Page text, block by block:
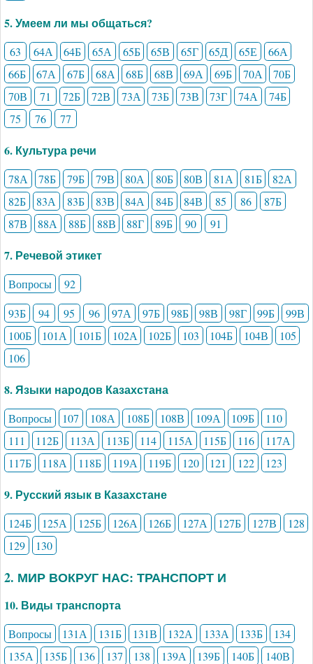
5. Умеем ли мы общаться?
63 64А 64Б 65А 65Б 65В 65Г 65Д 65Е
66А
66Б
67А 67Б 68А 68Б 68В 69А 69Б 70А
70Б
70В
71 72Б 72В 73А 73Б 73В 73Г 74А
74Б
75
76 77
6. Культура речи
78А 78Б 79Б 79В 80А 80Б 80В 81А 81Б
82А
82Б
83А 83Б 83В 84А 84Б 84В 85 86
87Б
87В
88А 88Б 88В 88Г 89Б 90 91
7. Речевой этикет
Вопросы
92
93Б
94 95 96 97А 97Б 98Б 98В 98Г 99Б
99В
100Б
101А 101Б 102А 102Б 103 104Б 104В
105
106
8. Языки народов Казахстана
Вопросы 107 108А 108Б 108В 109А 109Б
110
111
112Б 113А 113Б 114 115А 115Б 116
117А
117Б
118А 118Б 119А 119Б 120 121 122 123
9. Русский язык в Казахстане
124Б 125А 125Б 126А 126Б 127А 127Б 127В
128
129
130
2. МИР ВОКРУГ НАС: ТРАНСПОРТ И
10. Виды транспорта
Вопросы 131А 131Б 131В 132А 133А 133Б
134
135А
135Б 136 137 138 139А 139Б 140Б 140В